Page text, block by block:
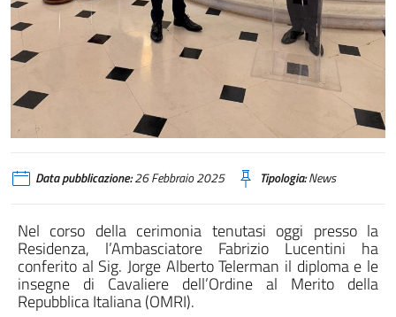
Data pubblicazione:26 Febbraio 2025 Tipologia:News
Nel corso della cerimonia tenutasi oggi presso la
Residenza, l’Ambasciatore Fabrizio Lucentini ha
conferito al Sig. Jorge Alberto Telerman il diploma e le
insegne di Cavaliere dell’Ordine al Merito della
Repubblica Italiana (OMRI).